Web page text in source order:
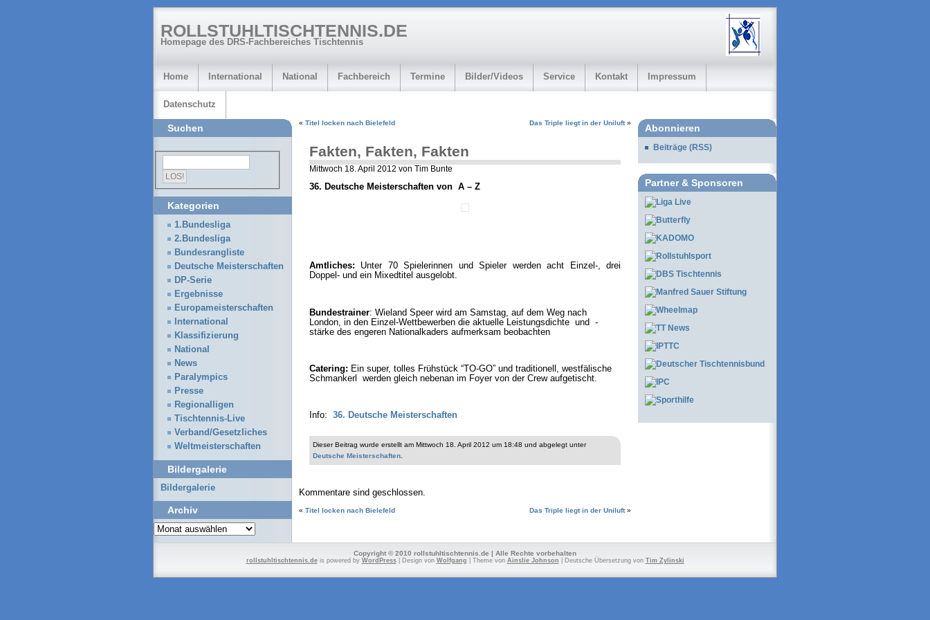
ROLLSTUHLTISCHTENNIS.DE
Homepage des DRS-Fachbereiches Tischtennis
Home International National Fachbereich Termine Bilder/Videos Service Kontakt Impressum
Datenschutz
« Titel locken nach Bielefeld Das Triple liegt in der Uniluft»
Fakten, Fakten, Fakten
Mittwoch 18. April 2012 von Tim Bunte
36. Deutsche Meisterschaften von A – Z
Amtliches: Unter 70 Spielerinnen und Spieler werden acht Einzel-, drei
Doppel- und ein Mixedtitel ausgelobt.
Bundestrainer: Wieland Speer wird am Samstag, auf dem Weg nach
London, in den Einzel-Wettbewerben die aktuelle Leistungsdichte und -
stärke des engeren Nationalkaders aufmerksam beobachten
Catering: Ein super, tolles Frühstück “TO-GO” und traditionell, westfälische
Schmankerl werden gleich nebenan im Foyer von der Crew aufgetischt.
Info: 36. Deutsche Meisterschaften
Dieser Beitrag wurde erstellt am Mittwoch 18. April 2012 um 18:48 und abgelegt unter
Deutsche Meisterschaften.
Kommentare sind geschlossen.
« Titel locken nach Bielefeld Das Triple liegt in der Uniluft»
Suchen
Kategorien
1.Bundesliga
2.Bundesliga
Bundesrangliste
Deutsche Meisterschaften
DP-Serie
Ergebnisse
Europameisterschaften
International
Klassifizierung
National
News
Paralympics
Presse
Regionalligen
Tischtennis-Live
Verband/Gesetzliches
Weltmeisterschaften
Bildergalerie
Bildergalerie
Archiv
Archiv
Abonnieren
Beiträge (RSS)
Partner & Sponsoren
Copyright © 2010 rollstuhltischtennis.de | Alle Rechte vorbehalten
rollstuhltischtennis.deis powered by WordPress| Design von Wolfgang | Theme von Ainslie Johnson | Deutsche Übersetzung von Tim Zylinski